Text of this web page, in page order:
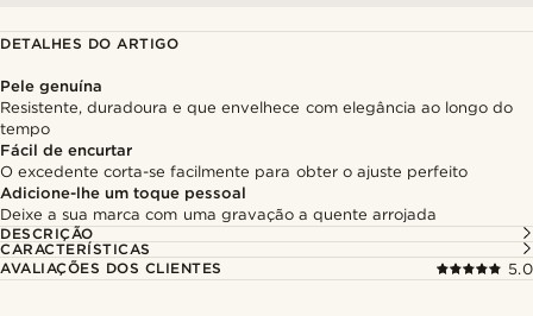
DETALHES DO ARTIGO
Pele genuína
Resistente, duradoura e que envelhece com elegância ao longo do
tempo
Fácil de encurtar
O excedente corta-se facilmente para obter o ajuste perfeito
Adicione-lhe um toque pessoal
Deixe a sua marca com uma gravação a quente arrojada
DESCRIÇÃO
CARACTERÍSTICAS
AVALIAÇÕES DOS CLIENTES
5.0